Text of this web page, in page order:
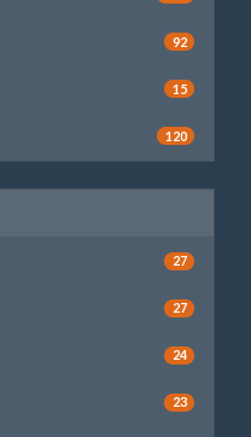
92
15
120
27
27
24
23